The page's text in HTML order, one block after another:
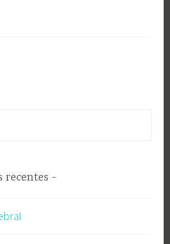
recentes